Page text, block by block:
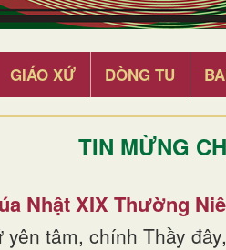
GIÁO XỨ DÒNG TU
TIN MỪNG
Nhật XIX Thường
yên tâm, chính Thầy